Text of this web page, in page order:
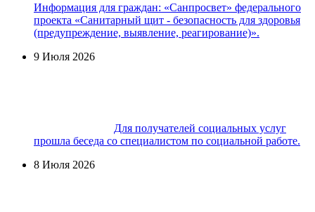
Информация для граждан: «Санпросвет» федерального
проекта «Санитарный щит - безопасность для здоровья
(предупреждение, выявление, реагирование)».
9 Июля 2026
Для получателей социальных услуг
прошла беседа со специалистом по социальной работе.
8 Июля 2026